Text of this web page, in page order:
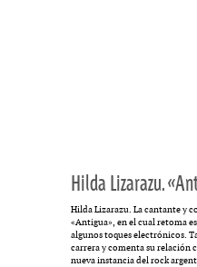
Hilda Lizarazu.
Hilda Lizarazu. La cantante y
«Antigua», en el cual retoma
algunos toques electrónicos.
carrera y comenta su relación
nueva instancia del rock